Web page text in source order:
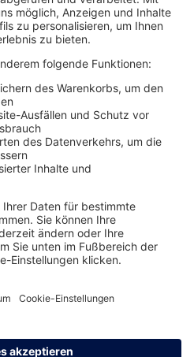
Cookie-Einstellungen verwalten